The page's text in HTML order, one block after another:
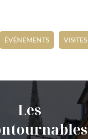
ÉVÉNEMENTS VISITES
Les